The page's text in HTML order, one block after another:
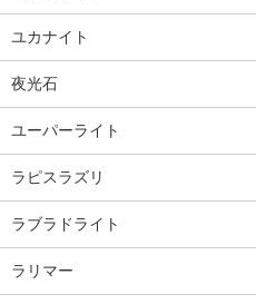
ユカナイト
夜光石
ユーパーライト
ラピスラズリ
ラブラドライト
ラリマー